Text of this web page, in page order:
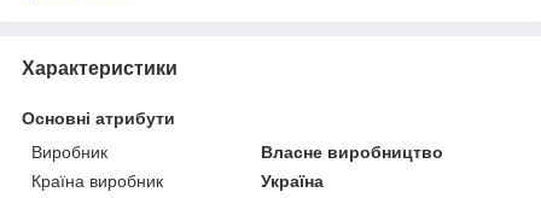
Характеристики
Основні атрибути
Виробник
Власне виробництво
Країна виробник
Україна